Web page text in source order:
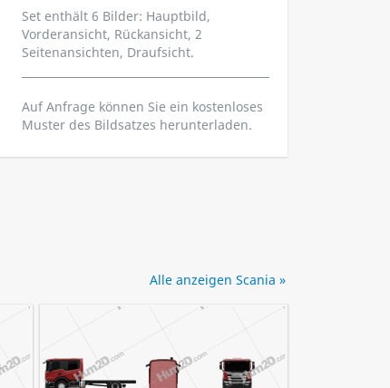
Set enthält 6 Bilder: Hauptbild,
Vorderansicht, Rückansicht, 2
Seitenansichten, Draufsicht.
Auf Anfrage können Sie ein kostenloses
Muster des Bildsatzes herunterladen.
Alle anzeigen Scania »